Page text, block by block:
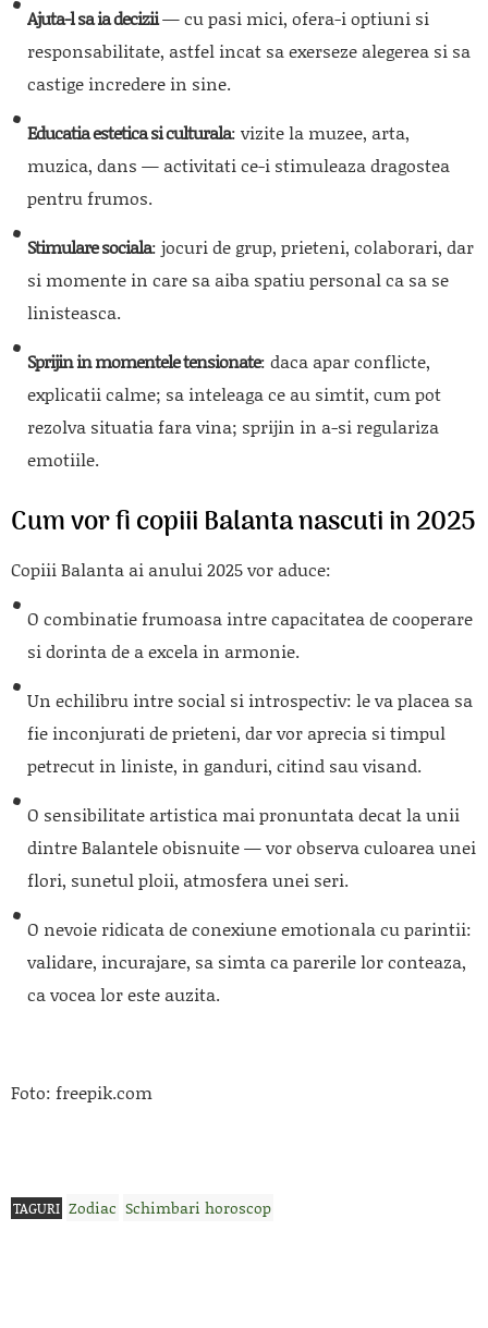
Ajuta-l sa ia decizii— cu pasi mici, ofera-i optiuni si
responsabilitate, astfel incat sa exerseze alegerea si sa
castige incredere in sine.
Educatia estetica si culturala: vizite la muzee, arta,
muzica, dans — activitati ce-i stimuleaza dragostea
pentru frumos.
Stimulare sociala: jocuri de grup, prieteni, colaborari, dar
si momente in care sa aiba spatiu personal ca sa se
linisteasca.
Sprijin in momentele tensionate: daca apar conflicte,
explicatii calme; sa inteleaga ce au simtit, cum pot
rezolva situatia fara vina; sprijin in a-si regulariza
emotiile.
Cum vor fi copiii Balanta nascuti in 2025
Copiii Balanta ai anului 2025 vor aduce:
O combinatie frumoasa intre capacitatea de cooperare
si dorinta de a excela in armonie.
Un echilibru intre social si introspectiv: le va placea sa
fie inconjurati de prieteni, dar vor aprecia si timpul
petrecut in liniste, in ganduri, citind sau visand.
O sensibilitate artistica mai pronuntata decat la unii
dintre Balantele obisnuite — vor observa culoarea unei
flori, sunetul ploii, atmosfera unei seri.
O nevoie ridicata de conexiune emotionala cu parintii:
validare, incurajare, sa simta ca parerile lor conteaza,
ca vocea lor este auzita.
Foto: freepik.com
TAGURI Zodiac Schimbari horoscop